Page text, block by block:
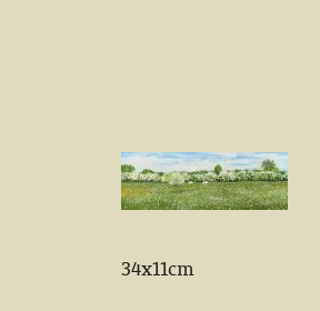
34x11cm